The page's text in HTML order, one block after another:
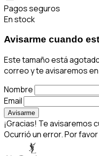
Pagos seguros
En stock
Avisarme cuando
Este tamaño está
correo y te avisaremos
Nombre
Email
Avisarme
¡Gracias! Te avisaremos
Ocurrió un error. Por